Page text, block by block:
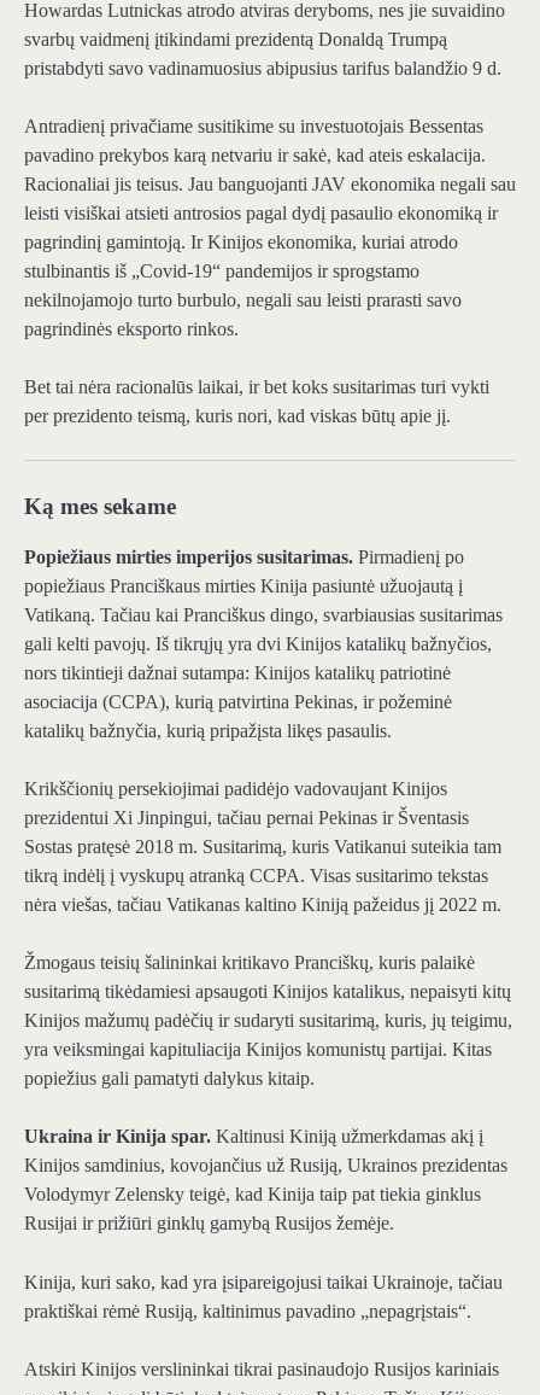
Howardas Lutnickas atrodo atviras deryboms, nes jie suvaidino
svarbų vaidmenį įtikindami prezidentą Donaldą Trumpą
pristabdyti savo vadinamuosius abipusius tarifus balandžio 9 d.
Antradienį privačiame susitikime su investuotojais Bessentas
pavadino prekybos karą netvariu ir sakė, kad ateis eskalacija.
Racionaliai jis teisus. Jau banguojanti JAV ekonomika negali sau
leisti visiškai atsieti antrosios pagal dydį pasaulio ekonomiką ir
pagrindinį gamintoją. Ir Kinijos ekonomika, kuriai atrodo
stulbinantis iš „Covid-19“ pandemijos ir sprogstamo
nekilnojamojo turto burbulo, negali sau leisti prarasti savo
pagrindinės eksporto rinkos.
Bet tai nėra racionalūs laikai, ir bet koks susitarimas turi vykti
per prezidento teismą, kuris nori, kad viskas būtų apie jį.
Ką mes sekame
Popiežiaus mirties imperijos susitarimas. Pirmadienį po
popiežiaus Pranciškaus mirties Kinija pasiuntė užuojautą į
Vatikaną. Tačiau kai Pranciškus dingo, svarbiausias susitarimas
gali kelti pavojų. Iš tikrųjų yra dvi Kinijos katalikų bažnyčios,
nors tikintieji dažnai sutampa: Kinijos katalikų patriotinė
asociacija (CCPA), kurią patvirtina Pekinas, ir požeminė
katalikų bažnyčia, kurią pripažįsta likęs pasaulis.
Krikščionių persekiojimai padidėjo vadovaujant Kinijos
prezidentui Xi Jinpingui, tačiau pernai Pekinas ir Šventasis
Sostas pratęsė 2018 m. Susitarimą, kuris Vatikanui suteikia tam
tikrą indėlį į vyskupų atranką CCPA. Visas susitarimo tekstas
nėra viešas, tačiau Vatikanas kaltino Kiniją pažeidus jį 2022 m.
Žmogaus teisių šalininkai kritikavo Pranciškų, kuris palaikė
susitarimą tikėdamiesi apsaugoti Kinijos katalikus, nepaisyti kitų
Kinijos mažumų padėčių ir sudaryti susitarimą, kuris, jų teigimu,
yra veiksmingai kapituliacija Kinijos komunistų partijai. Kitas
popiežius gali pamatyti dalykus kitaip.
Ukraina ir Kinija spar. Kaltinusi Kiniją užmerkdamas akį į
Kinijos samdinius, kovojančius už Rusiją, Ukrainos prezidentas
Volodymyr Zelensky teigė, kad Kinija taip pat tiekia ginklus
Rusijai ir prižiūri ginklų gamybą Rusijos žemėje.
Kinija, kuri sako, kad yra įsipareigojusi taikai Ukrainoje, tačiau
praktiškai rėmė Rusiją, kaltinimus pavadino „nepagrįstais“.
Atskiri Kinijos verslininkai tikrai pasinaudojo Rusijos kariniais